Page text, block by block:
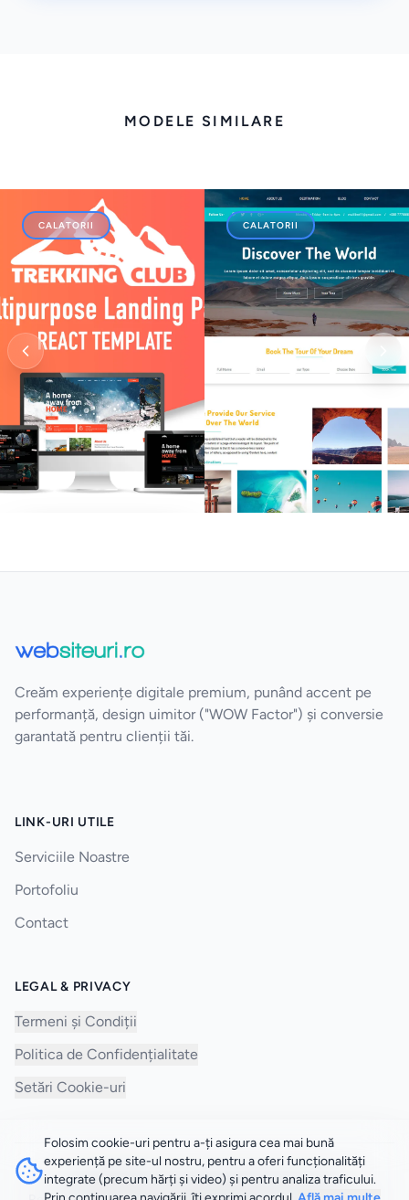
MODELE SIMILARE
CALATORII CALATORII
Creăm experiențe digitale premium, punând accent pe
performanță, design uimitor ("WOW Factor") și conversie
garantată pentru clienții tăi.
LINK-URI UTILE
Serviciile Noastre
Portofoliu
Contact
LEGAL & PRIVACY
Termeni și Condiții
Politica de Confidențialitate
Setări Cookie-uri
©2026Websiteuri.ro.Toate drepturile rezervate.
Folosim cookie-uri pentru a-ți asigura cea mai bună
experiență pe site-ul nostru, pentru a oferi funcționalități
integrate (precum hărți și video) și pentru analiza traficului.